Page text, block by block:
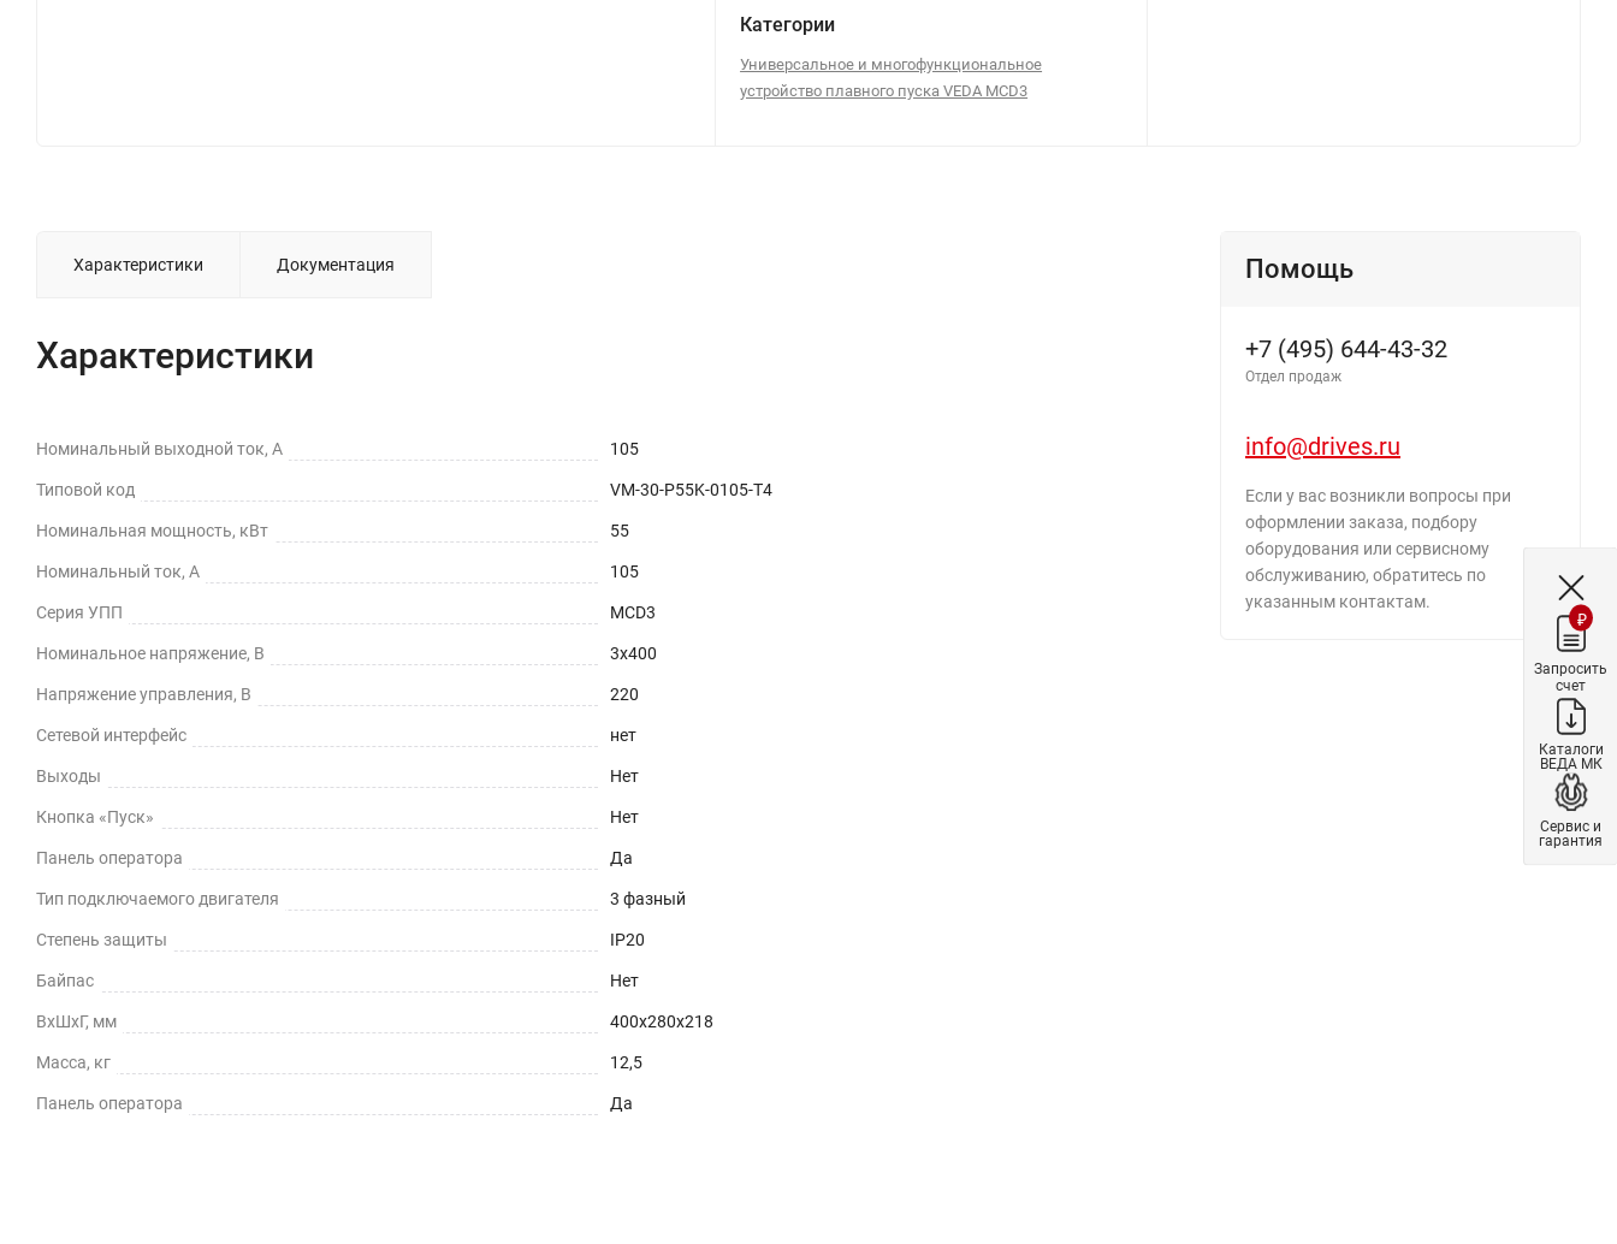
Категории
Универсальное и многофункциональное
устройство плавного пуска VEDA MCD3
Характеристики Документация
Характеристики
Номинальный выходной ток, А 105
Типовой код VM-30-P55K-0105-T4
Номинальная мощность, кВт 55
Номинальный ток, А 105
Серия УПП MCD3
Номинальное напряжение, В 3х400
Напряжение управления, В 220
Сетевой интерфейс нет
Выходы Нет
Кнопка «Пуск» Нет
Панель оператора Да
Тип подключаемого двигателя 3 фазный
Степень защиты IP20
Байпас Нет
ВхШхГ, мм 400х280х218
Масса, кг 12,5
Панель оператора Да
Помощь
+7 (495) 644-43-32
Отдел продаж
info@drives.ru
Если у вас возникли вопросы при
оформлении заказа, подбору
оборудования или сервисному
обслуживанию, обратитесь по
указанным контактам.
₽
Запросить
счет
Каталоги
ВЕДА МК
Сервис и
гарантия